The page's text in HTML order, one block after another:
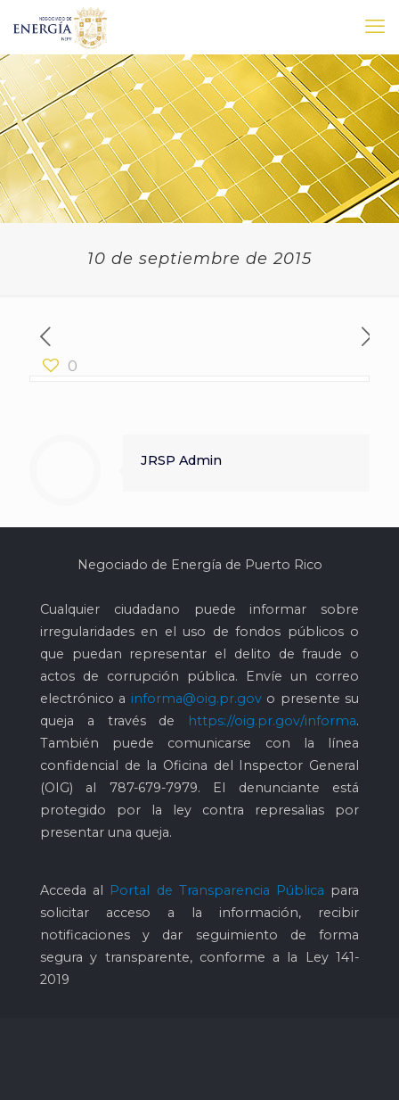
10 de septiembre de 2015
0
JRSP Admin
Negociado de Energía de Puerto Rico
Cualquier ciudadano puede informar sobre
irregularidades en el uso de fondos públicos o
que puedan representar el delito de fraude o
actos de corrupción pública. Envíe un correo
electrónico a informa@oig.pr.govo presente su
queja a través de
https://oig.pr.gov/informa.
También puede comunicarse con la línea
confidencial de la Oficina del Inspector General
(OIG) al 787-679-7979. El denunciante está
protegido por la ley contra represalias por
presentar una queja.
Acceda al Portal de Transparencia Pública para
solicitar acceso a la información, recibir
notificaciones y dar seguimiento de forma
segura y transparente, conforme a la Ley 141-
2019